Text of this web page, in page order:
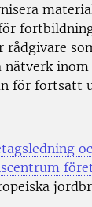
nätverk
för fortsatt